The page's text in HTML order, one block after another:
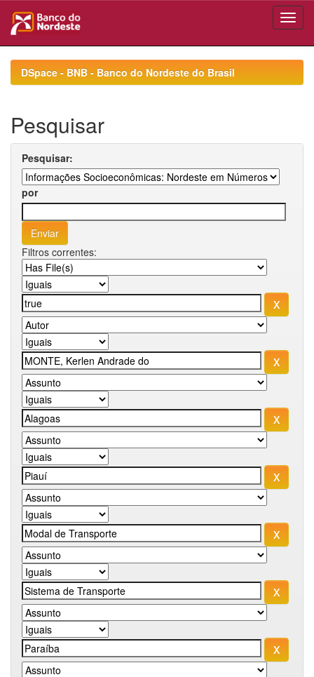
navigationDSpace - BNB - Banco do Nordeste do Brasil
Pesquisar
Pesquisar:
por
Filtros correntes: